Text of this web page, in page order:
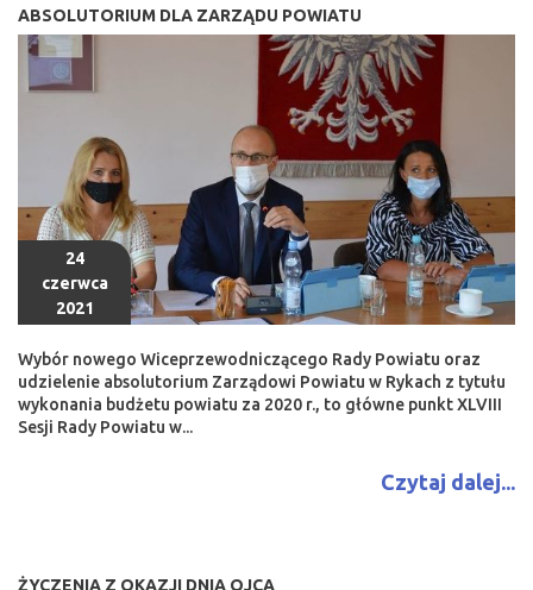
ABSOLUTORIUM DLA ZARZĄDU POWIATU
24
czerwca
2021
Wybór nowego Wiceprzewodniczącego Rady Powiatu oraz
udzielenie absolutorium Zarządowi Powiatu w Rykach z tytułu
wykonania budżetu powiatu za 2020 r., to główne punkt XLVIII
Sesji Rady Powiatu w...
Czytaj dalej...
ŻYCZENIA Z OKAZJI DNIA OJCA